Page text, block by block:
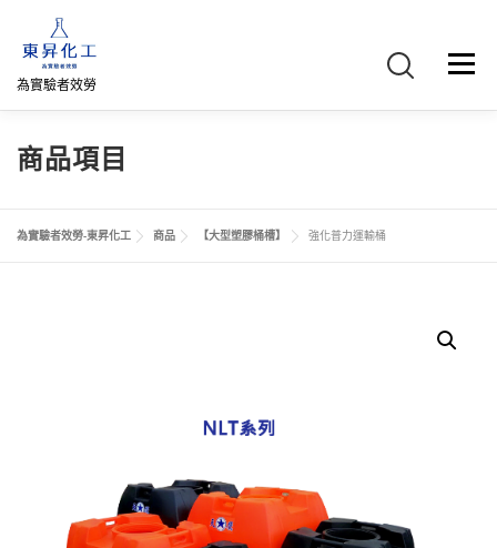
為實驗者效勞
選單
首頁 關於我們
網路商店 直購專區 詢價車、購物車/會員
商品項目
為實驗者效勞-東昇化工 商品 【大型塑膠桶槽】 強化普力運輸桶